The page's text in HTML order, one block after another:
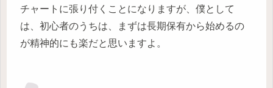
チャートに張り付くことになりますが、僕として
は、初心者のうちは、まずは長期保有から始めるの
が精神的にも楽だと思いますよ。